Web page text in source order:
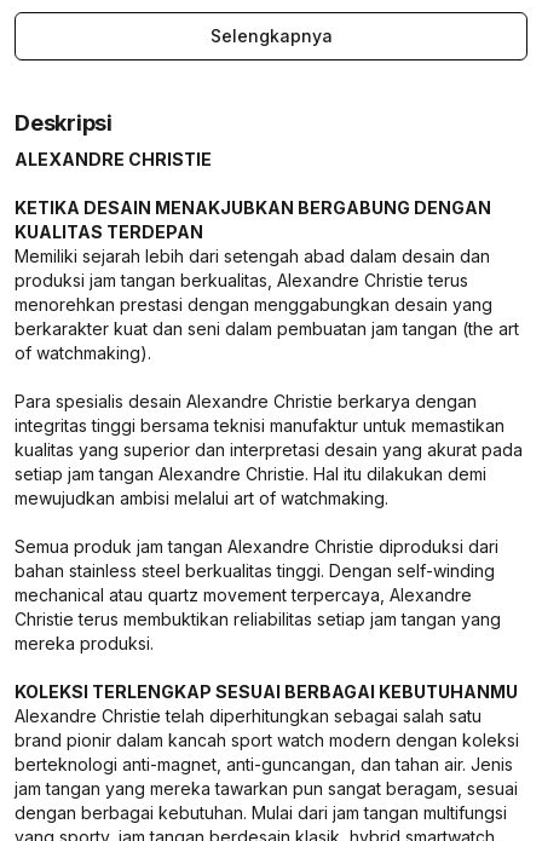
Selengkapnya
Deskripsi
ALEXANDRE CHRISTIE
KETIKA DESAIN MENAKJUBKAN BERGABUNG DENGAN
KUALITAS TERDEPAN
Memiliki sejarah lebih dari setengah abad dalam desain dan
produksi jam tangan berkualitas, Alexandre Christie terus
menorehkan prestasi dengan menggabungkan desain yang
berkarakter kuat dan seni dalam pembuatan jam tangan (the art
of watchmaking).
Para spesialis desain Alexandre Christie berkarya dengan
integritas tinggi bersama teknisi manufaktur untuk memastikan
kualitas yang superior dan interpretasi desain yang akurat pada
setiap jam tangan Alexandre Christie. Hal itu dilakukan demi
mewujudkan ambisi melalui art of watchmaking.
Semua produk jam tangan Alexandre Christie diproduksi dari
bahan stainless steel berkualitas tinggi. Dengan self-winding
mechanical atau quartz movement terpercaya, Alexandre
Christie terus membuktikan reliabilitas setiap jam tangan yang
mereka produksi.
KOLEKSI TERLENGKAP SESUAI BERBAGAI KEBUTUHANMU
Alexandre Christie telah diperhitungkan sebagai salah satu
brand pionir dalam kancah sport watch modern dengan koleksi
berteknologi anti-magnet, anti-guncangan, dan tahan air. Jenis
jam tangan yang mereka tawarkan pun sangat beragam, sesuai
dengan berbagai kebutuhan. Mulai dari jam tangan multifungsi
yang sporty, jam tangan berdesain klasik, hybrid smartwatch,